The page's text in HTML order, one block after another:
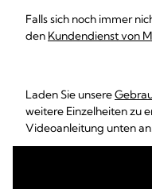
Falls sich noch immer
den Kundendienst von
Laden Sie unsere
weitere Einzelheiten zu
Videoanleitung unten an: